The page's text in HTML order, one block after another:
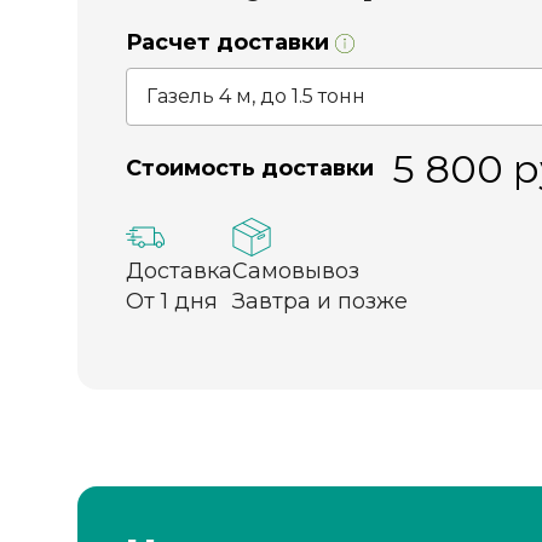
Расчет доставки
Стоимость доставки 5 800
Доставка
От 1 дня
Самовывоз
Завтра и позже